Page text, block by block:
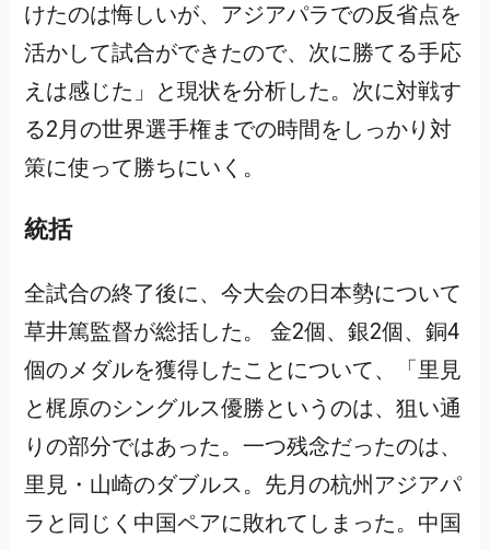
けたのは悔しいが、アジアパラでの反省点を
活かして試合ができたので、次に勝てる手応
えは感じた」と現状を分析した。次に対戦す
る2月の世界選手権までの時間をしっかり対
策に使って勝ちにいく。
統括
全試合の終了後に、今大会の日本勢について
草井篤監督が総括した。 金2個、銀2個、銅4
個のメダルを獲得したことについて、「里見
と梶原のシングルス優勝というのは、狙い通
りの部分ではあった。一つ残念だったのは、
里見・山崎のダブルス。先月の杭州アジアパ
ラと同じく中国ペアに敗れてしまった。中国